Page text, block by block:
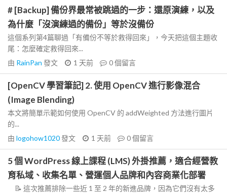
# [Backup] 備份界最常被跳過的一步：還原演練，以及
為什麼「沒演練過的備份」等於沒備份
這個系列第4篇聊過「有備份不等於救得回來」，今天把這個主題收
尾：怎麼確定救得回來...
由 RainPan 發文 1 天前 0個留言
[OpenCV 學習筆記] 2. 使用 OpenCV 進行影像混合
(Image Blending)
本文將簡單示範如何使用 OpenCV 的 addWeighted 方法進行圖片
的...
由 logohow1020發文 1 天前 0個留言
5 個 WordPress 線上課程 (LMS) 外掛推薦，適合經營教
育私域、收集名單、營運個人品牌和內容商業化部署
📝 這次推薦排除一些近 1 至 2 年的新進品牌，因為它們沒有太多